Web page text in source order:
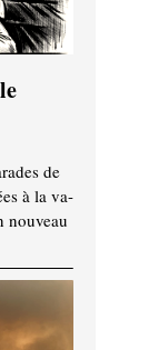
de
à la va-
nouveau